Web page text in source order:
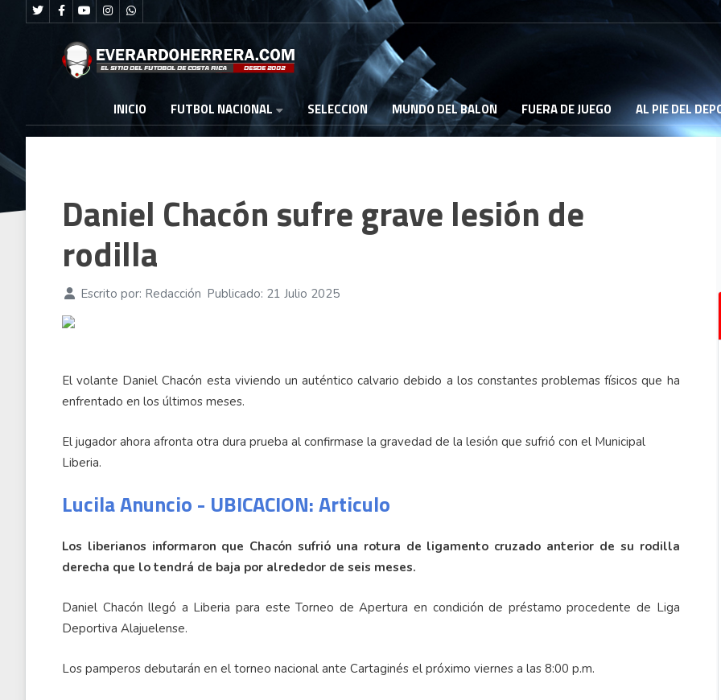
INICIO FUTBOL NACIONAL SELECCION MUNDO DEL BALON FUERA DE JUEGO AL PIE DEL
Daniel Chacón sufre grave lesión de
rodilla
Escrito por: Redacción Publicado: 21 Julio 2025
El volante Daniel Chacón esta viviendo un auténtico calvario debido a los constantes problemas físicos que ha
enfrentado en los últimos meses.
El jugador ahora afronta otra dura prueba al confirmase la gravedad de la lesión que sufrió con el Municipal
Liberia.
Lucila Anuncio - UBICACION: Articulo
Los liberianos informaron que Chacón sufrió una rotura de ligamento cruzado anterior de su rodilla
derecha que lo tendrá de baja por alrededor de seis meses.
Daniel Chacón llegó a Liberia para este Torneo de Apertura en condición de préstamo procedente de Liga
Deportiva Alajuelense.
Los pamperos debutarán en el torneo nacional ante Cartaginés el próximo viernes a las 8:00 p.m.